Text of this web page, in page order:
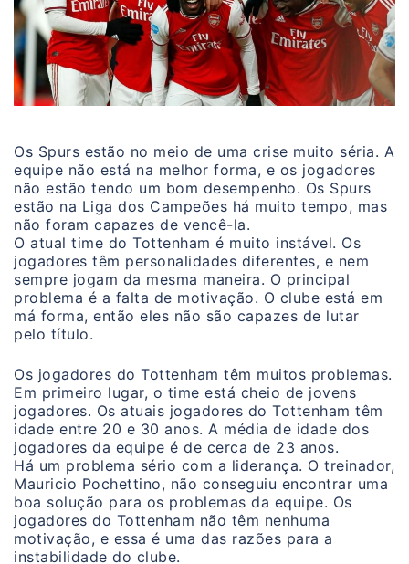
Os Spurs estão no meio de uma crise muito séria. A
equipe não está na melhor forma, e os jogadores
não estão tendo um bom desempenho. Os Spurs
estão na Liga dos Campeões há muito tempo, mas
não foram capazes de vencê-la.
O atual time do Tottenham é muito instável. Os
jogadores têm personalidades diferentes, e nem
sempre jogam da mesma maneira. O principal
problema é a falta de motivação. O clube está em
má forma, então eles não são capazes de lutar
pelo título.
Os jogadores do Tottenham têm muitos problemas.
Em primeiro lugar, o time está cheio de jovens
jogadores. Os atuais jogadores do Tottenham têm
idade entre 20 e 30 anos. A média de idade dos
jogadores da equipe é de cerca de 23 anos.
Há um problema sério com a liderança. O treinador,
Mauricio Pochettino, não conseguiu encontrar uma
boa solução para os problemas da equipe. Os
jogadores do Tottenham não têm nenhuma
motivação, e essa é uma das razões para a
instabilidade do clube.